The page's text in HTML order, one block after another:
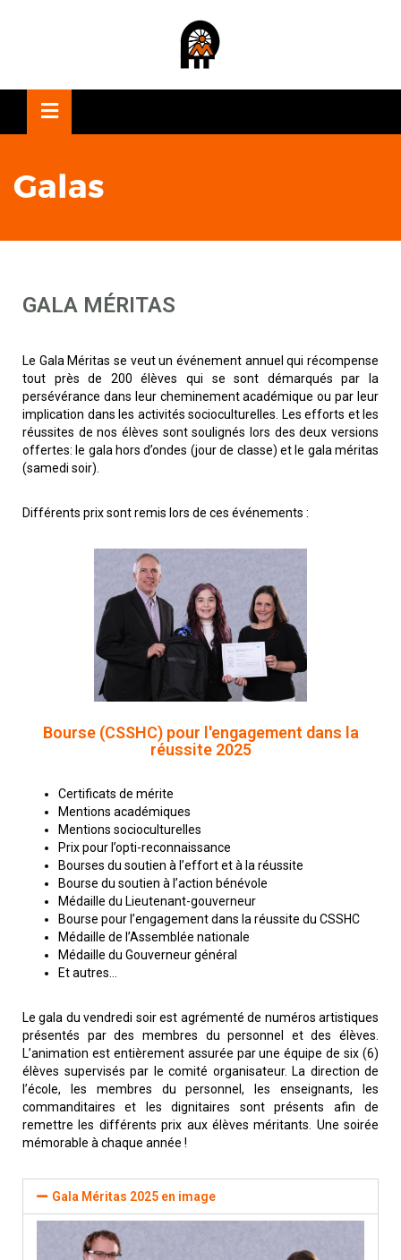
Galas
GALA MÉRITAS
Le Gala Méritas se veut un événement annuel qui récompense
tout près de 200 élèves qui se sont démarqués par la
persévérance dans leur cheminement académique ou par leur
implication dans les activités socioculturelles. Les efforts et les
réussites de nos élèves sont soulignés lors des deux versions
offertes: le gala hors d’ondes (jour de classe) et le gala méritas
(samedi soir).
Différents prix sont remis lors de ces événements :
Bourse (CSSHC) pour l'engagement dans la
réussite 2025
Certificats de mérite
Mentions académiques
Mentions socioculturelles
Prix pour l’opti-reconnaissance
Bourses du soutien à l’effort et à la réussite
Bourse du soutien à l’action bénévole
Médaille du Lieutenant-gouverneur
Bourse pour l’engagement dans la réussite du CSSHC
Médaille de l’Assemblée nationale
Médaille du Gouverneur général
Et autres…
Le gala du vendredi soir est agrémenté de numéros artistiques
présentés par des membres du personnel et des élèves.
L’animation est entièrement assurée par une équipe de six (6)
élèves supervisés par le comité organisateur. La direction de
l’école, les membres du personnel, les enseignants, les
commanditaires et les dignitaires sont présents afin de
remettre les différents prix aux élèves méritants. Une soirée
mémorable à chaque année !
Gala Méritas 2025 en image